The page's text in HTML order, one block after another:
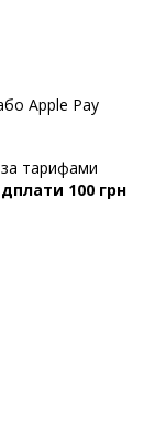
Apple Pay
тарифами
100 грн